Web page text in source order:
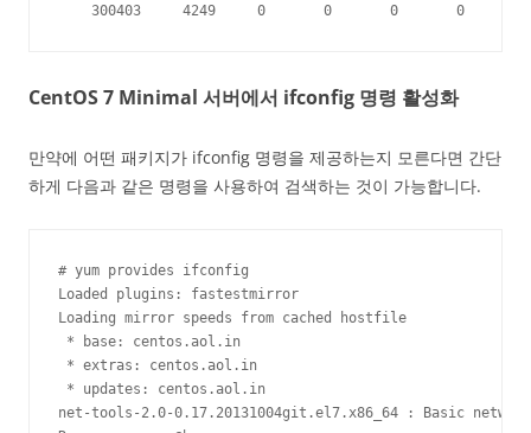
    300403     4249     0       0       0       0
CentOS 7 Minimal 서버에서 ifconfig 명령 활성화
만약에 어떤 패키지가 ifconfig 명령을 제공하는지 모른다면 간단
하게 다음과 같은 명령을 사용하여 검색하는 것이 가능합니다.
# yum provides ifconfig
Loaded plugins: fastestmirror
Loading mirror speeds from cached hostfile
* base: centos.aol.in
* extras: centos.aol.in
* updates: centos.aol.in
net-tools-2.0-0.17.20131004git.el7.x86_64 : Basic